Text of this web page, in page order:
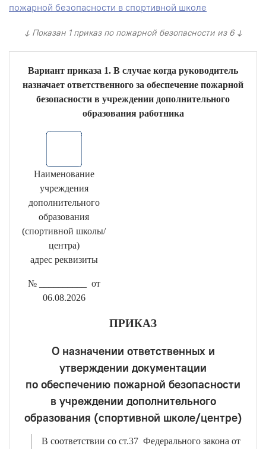
пожарной безопасности в спортивной школе
↓ Показан 1 приказ по пожарной безопасности из 6 ↓
Вариант приказа 1. В случае когда руководитель
назначает ответственного за обеспечение пожарной
безопасности в учреждении дополнительного
образования работника
Наименование
учреждения
дополнительного
образования
(спортивной школы/
центра)
адрес реквизиты
№ __________ от
06.08.2026
ПРИКАЗ
О назначении ответственных и
утверждении документации
по обеспечению пожарной безопасности
в учреждении дополнительного
образования (спортивной школе/центре)
В соответствии со ст.37 Федерального закона от